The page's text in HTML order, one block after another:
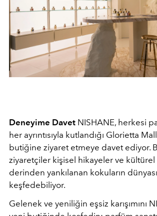
Deneyime Davet NISHANE, herkesi
her ayrıntısıyla kutlandığı Glorietta
butiğine ziyaret etmeye davet ediyor.
ziyaretçiler kişisel hikayeler ve kültürel
derinden yankılanan kokuların
keşfedebiliyor.
Gelenek ve yeniliğin eşsiz karışımını